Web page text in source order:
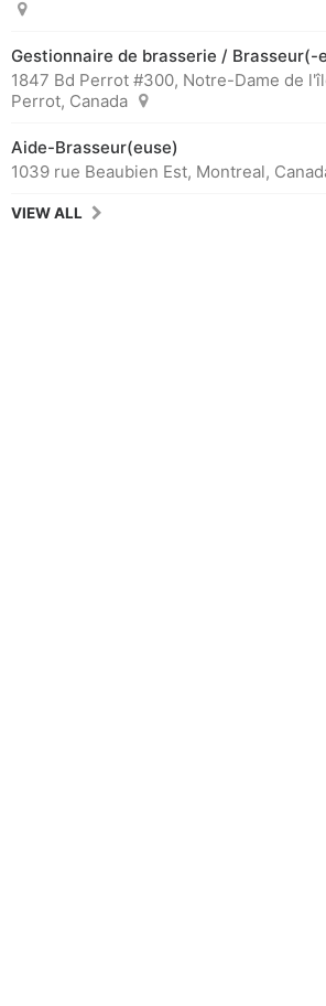
Gestionnaire de brasserie / Brasseur(-
1847 Bd Perrot #300, Notre-Dame de
Perrot, Canada
Aide-Brasseur(euse)
1039 rue Beaubien Est, Montreal,
VIEW ALL